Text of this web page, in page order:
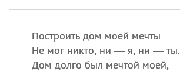
Построить дом моей мечты
Не мог никто, ни — я, ни — ты.
Дом долго был мечтой моей,